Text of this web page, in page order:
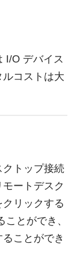
I/O デバイス
コストは大
トップ接続
ートデスク
リックする
とができ、
ことができ